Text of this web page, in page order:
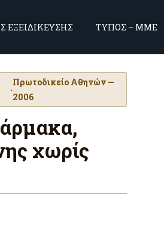
ΕΞΕΙΔΙΚΕΥΣΗΣ ΤΥΠΟΣ – ΜΜΕ
·
Πρωτοδικείο Αθηνών —
2006
χωρίς